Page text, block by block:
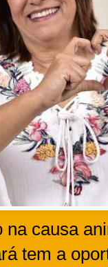
na causa
tem a